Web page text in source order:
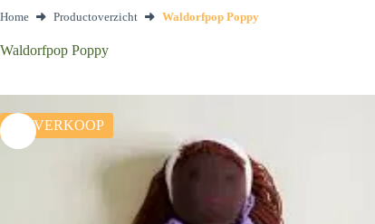
Home Productoverzicht Waldorfpop Poppy
Waldorfpop Poppy
UITVERKOOP